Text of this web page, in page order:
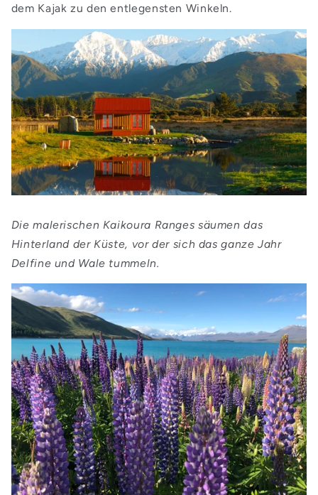
dem Kajak zu den entlegensten Winkeln.
Die malerischen Kaikoura Ranges säumen das
Hinterland der Küste, vor der sich das ganze Jahr
Delfine und Wale tummeln.